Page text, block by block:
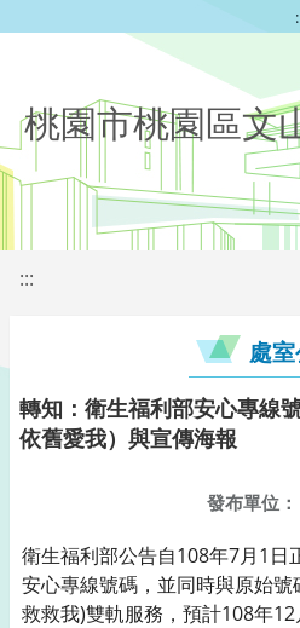
桃園市桃園區文
:::
處
轉知：衛生福利部安心專線
依舊愛我）與宣傳海報
發布單位：
衛生福利部公告自108年7月1日
安心專線號碼，並同時與原始號
救救我)雙軌服務，預計108年